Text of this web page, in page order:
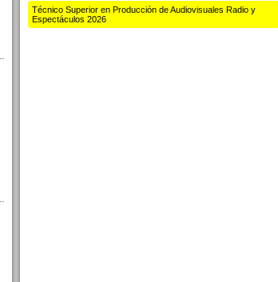
Técnico Superior en Producción de Audiovisuales Radio y
Espectáculos 2026